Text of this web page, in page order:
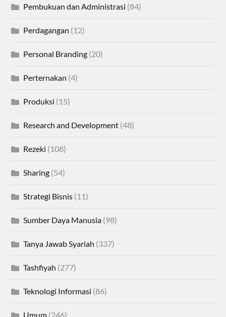
Pembukuan dan Administrasi (84)
Perdagangan (12)
Personal Branding (20)
Perternakan (4)
Produksi (15)
Research and Development (48)
Rezeki (108)
Sharing (54)
Strategi Bisnis (11)
Sumber Daya Manusia (98)
Tanya Jawab Syariah (337)
Tashfiyah (277)
Teknologi Informasi (86)
Umum (246)